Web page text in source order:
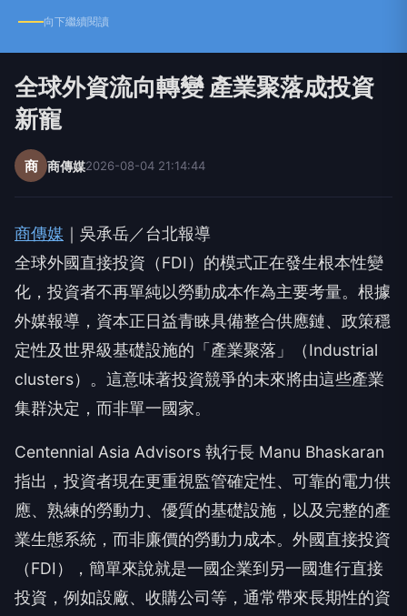
向下繼續閱讀
全球外資流向轉變 產業聚落成投資
新寵
商 商傳媒2026-08-04 21:14:44
商傳媒 ｜吳承岳／台北報導
全球外國直接投資（FDI）的模式正在發生根本性變
化，投資者不再單純以勞動成本作為主要考量。根據
外媒報導，資本正日益青睞具備整合供應鏈、政策穩
定性及世界級基礎設施的「產業聚落」（Industrial
clusters）。這意味著投資競爭的未來將由這些產業
集群決定，而非單一國家。
Centennial Asia Advisors 執行長 Manu Bhaskaran
指出，投資者現在更重視監管確定性、可靠的電力供
應、熟練的勞動力、優質的基礎設施，以及完整的產
業生態系統，而非廉價的勞動力成本。外國直接投資
（FDI），簡單來說就是一國企業到另一國進行直接
投資，例如設廠、收購公司等，通常帶來長期性的資